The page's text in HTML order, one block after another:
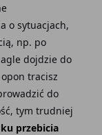
o sytuacjach,
np. po
dojdzie do
tracisz
do
tym trudniej
przebicia